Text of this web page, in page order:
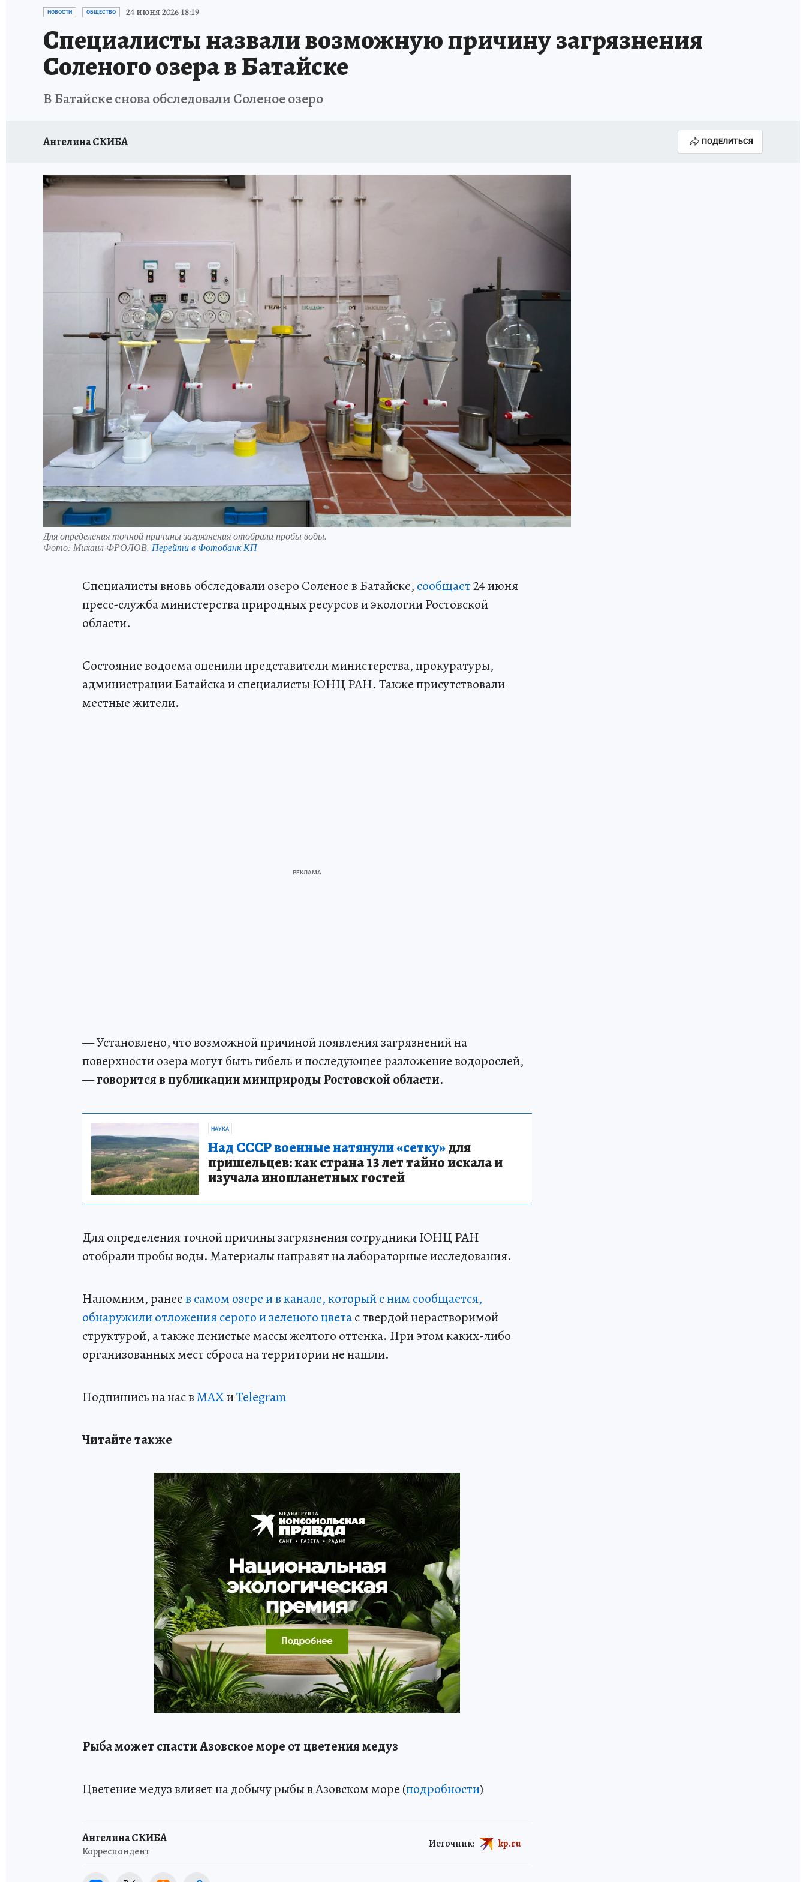
ЗАПОВЕДНАЯ РОССИЯ
НОВОСТИ ОБЩЕСТВО 24 июня 2026 18:19
Специалисты назвали возможную причину загрязнения
Соленого озера в Батайске
В Батайске снова обследовали Соленое озеро
Ангелина СКИБА ПОДЕЛИТЬСЯ
Для определения точной причины загрязнения отобрали пробы воды.
Фото: Михаил ФРОЛОВ. Перейти в Фотобанк КП
Специалисты вновь обследовали озеро Соленое в Батайске, сообщает24 июня
пресс-служба министерства природных ресурсов и экологии Ростовской
области.
Состояние водоема оценили представители министерства, прокуратуры,
администрации Батайска и специалисты ЮНЦ РАН. Также присутствовали
местные жители.
— Установлено, что возможной причиной появления загрязнений на
поверхности озера могут быть гибель и последующее разложение водорослей,
—говорится в публикации минприроды Ростовской области.
НАУКА
Над СССР военные натянули «сетку»для
пришельцев: как страна 13 лет тайно искала и
изучала инопланетных гостей
Для определения точной причины загрязнения сотрудники ЮНЦ РАН
отобрали пробы воды. Материалы направят на лабораторные исследования.
Напомним, ранеев самом озере и в канале, который с ним сообщается,
обнаружили отложения серого и зеленого цветас твердой нерастворимой
структурой, а также пенистые массы желтого оттенка. При этом каких-либо
организованных мест сброса на территории не нашли.
Подпишись на нас вMAXиTelegram
Читайте также
Рыба может спасти Азовское море от цветения медуз
Цветение медуз влияет на добычу рыбы в Азовском море (подробности)
Ангелина СКИБА
Корреспондент
Источник: kp.ru